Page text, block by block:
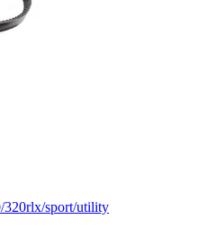
320rlx/sport/utility